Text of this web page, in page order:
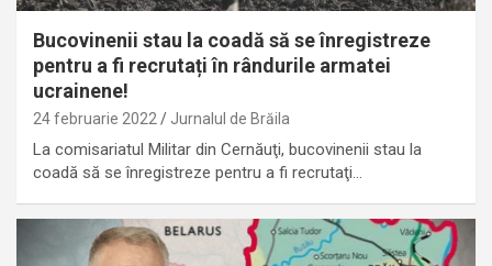
Bucovinenii stau la coadă să se înregistreze
pentru a fi recrutați în rândurile armatei
ucrainene!
24 februarie 2022 Jurnalul de Brăila
La comisariatul Militar din Cernăuţi, bucovinenii stau la
coadă să se înregistreze pentru a fi recrutaţi…